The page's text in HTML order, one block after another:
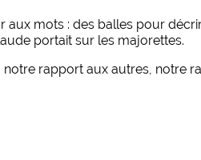
mots : des balles pour
portait sur les majorettes.
rapport aux autres, notre